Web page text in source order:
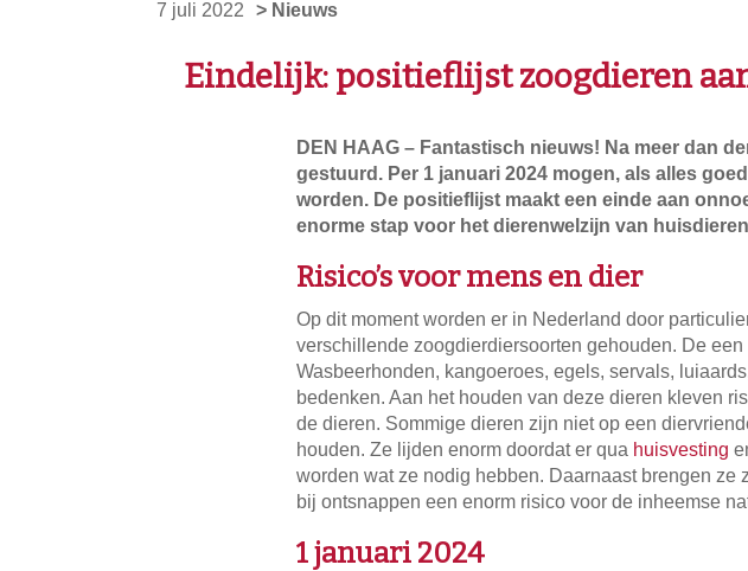
7 juli 2022 > Nieuws
Eindelijk: positieflijst zoogdieren
DEN HAAG – Fantastisch nieuws! Na meer dan
gestuurd. Per 1 januari 2024 mogen, als alles
worden. De positieflijst maakt een einde aan
enorme stap voor het dierenwelzijn van
Risico’s voor mens en dier
Op dit moment worden er in Nederland door
verschillende zoogdierdiersoorten gehouden. De
Wasbeerhonden, kangoeroes, egels, servals,
bedenken. Aan het houden van deze dieren kleven
de dieren. Sommige dieren zijn niet op een
houden. Ze lijden enorm doordat er qua huisvesting
worden wat ze nodig hebben. Daarnaast brengen ze
bij ontsnappen een enorm risico voor de inheemse
1 januari 2024